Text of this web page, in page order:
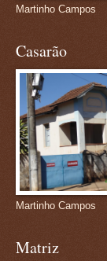
Martinho Campos
Casarão
Martinho Campos
Matriz